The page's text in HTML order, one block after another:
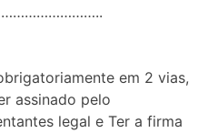
em 2 vias,
assinado pelo
legal e Ter a firma